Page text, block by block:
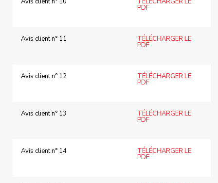
PDF
Avis client n° 11 TÉLÉCHARGER LE
PDF
Avis client n° 12 TÉLÉCHARGER LE
PDF
Avis client n° 13 TÉLÉCHARGER LE
PDF
Avis client n° 14 TÉLÉCHARGER LE
PDF